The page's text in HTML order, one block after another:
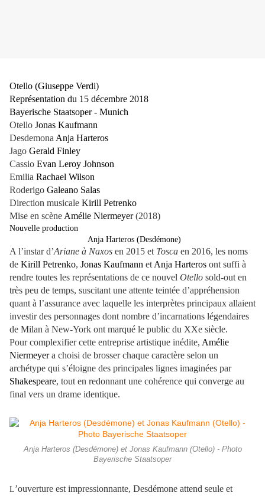
Otello (Giuseppe Verdi)
Représentation du 15 décembre 2018
Bayerische Staatsoper - Munich
Otello Jonas Kaufmann
Desdemona Anja Harteros
Jago Gerald Finley
Cassio Evan Leroy Johnson
Emilia Rachael Wilson
Roderigo Galeano Salas
Direction musicale Kirill Petrenko
Mise en scène Amélie Niermeyer(2018)
Nouvelle production
Anja Harteros (Desdémone)
A l’instar d’Ariane à Naxos en 2015 et Tosca en 2016, les noms
de Kirill Petrenko, Jonas Kaufmann et Anja Harteros ont suffi à
rendre toutes les représentations de ce nouvel Otello sold-out en
très peu de temps, suscitant une attente teintée d’appréhension
quant à l’assurance avec laquelle les interprètes principaux allaient
investir des personnages dont nombre d’incarnations légendaires
de Milan à New-York ont marqué le public du XXe siècle.
Pour complexifier cette entreprise artistique inédite, Amélie
Niermeyer a choisi de brosser chaque caractère selon un
archétype qui s’éloigne des principales lignes imaginées par
Shakespeare, tout en redonnant une cohérence qui converge au
final vers un drame identique.
Anja Harteros (Desdémone) et Jonas Kaufmann (Otello) - Photo
Bayerische Staatsoper
L’ouverture est impressionnante, Desdémone attend seule et